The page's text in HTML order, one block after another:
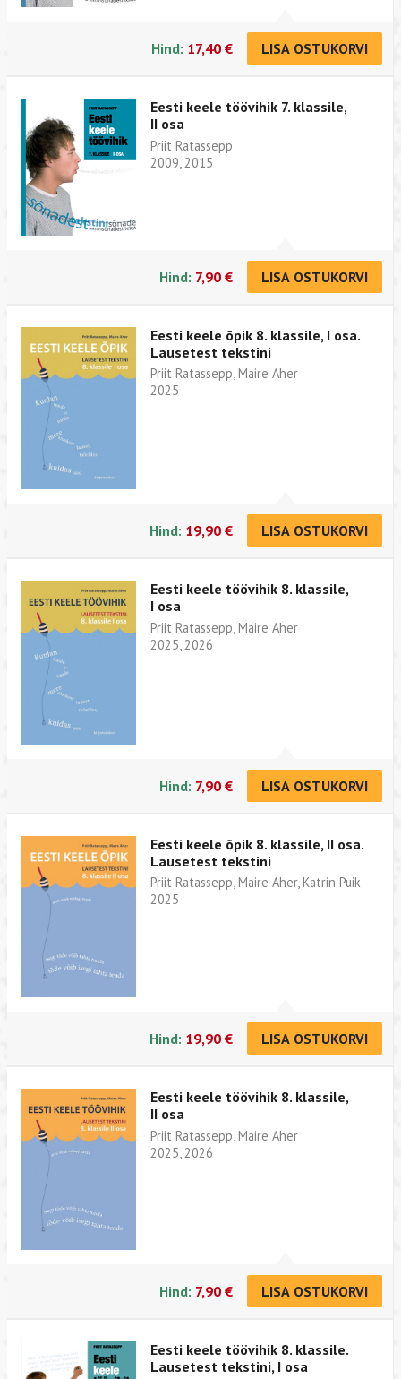
Hind: 17,40 € LISA OSTUKORVI
Eesti keele töövihik 7. klassile,
II osa
Priit Ratassepp
2009, 2015
Hind: 7,90 € LISA OSTUKORVI
Eesti keele õpik 8. klassile, I osa.
Lausetest tekstini
Priit Ratassepp, Maire Aher
2025
Hind: 19,90 € LISA OSTUKORVI
Eesti keele töövihik 8. klassile,
I osa
Priit Ratassepp, Maire Aher
2025, 2026
Hind: 7,90 € LISA OSTUKORVI
Eesti keele õpik 8. klassile, II osa.
Lausetest tekstini
Priit Ratassepp, Maire Aher, Katrin Puik
2025
Hind: 19,90 € LISA OSTUKORVI
Eesti keele töövihik 8. klassile,
II osa
Priit Ratassepp, Maire Aher
2025, 2026
Hind: 7,90 € LISA OSTUKORVI
Eesti keele töövihik 8. klassile.
Lausetest tekstini, I osa